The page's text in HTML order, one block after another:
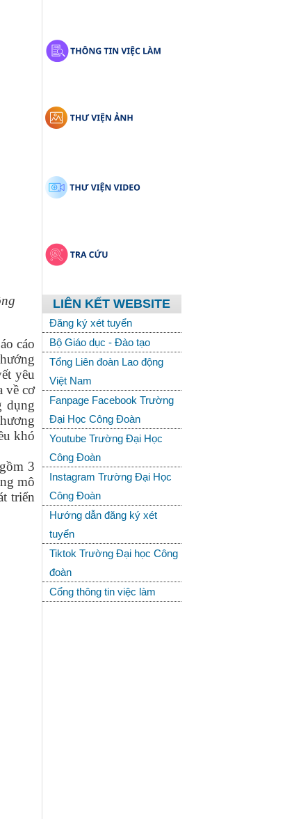
cáo
yêu
về cơ
dụng
khó
3
mô
triển
LIÊN KẾT WEBSITE
Đăng ký xét tuyển
Bộ Giáo dục - Đào tạo
Tổng Liên đoàn Lao động
Việt Nam
Fanpage Facebook Trường
Đại Học Công Đoàn
Youtube Trường Đại Học
Công Đoàn
Instagram Trường Đại Học
Công Đoàn
Hướng dẫn đăng ký xét
tuyển
Tiktok Trường Đại học Công
đoàn
Cổng thông tin việc làm